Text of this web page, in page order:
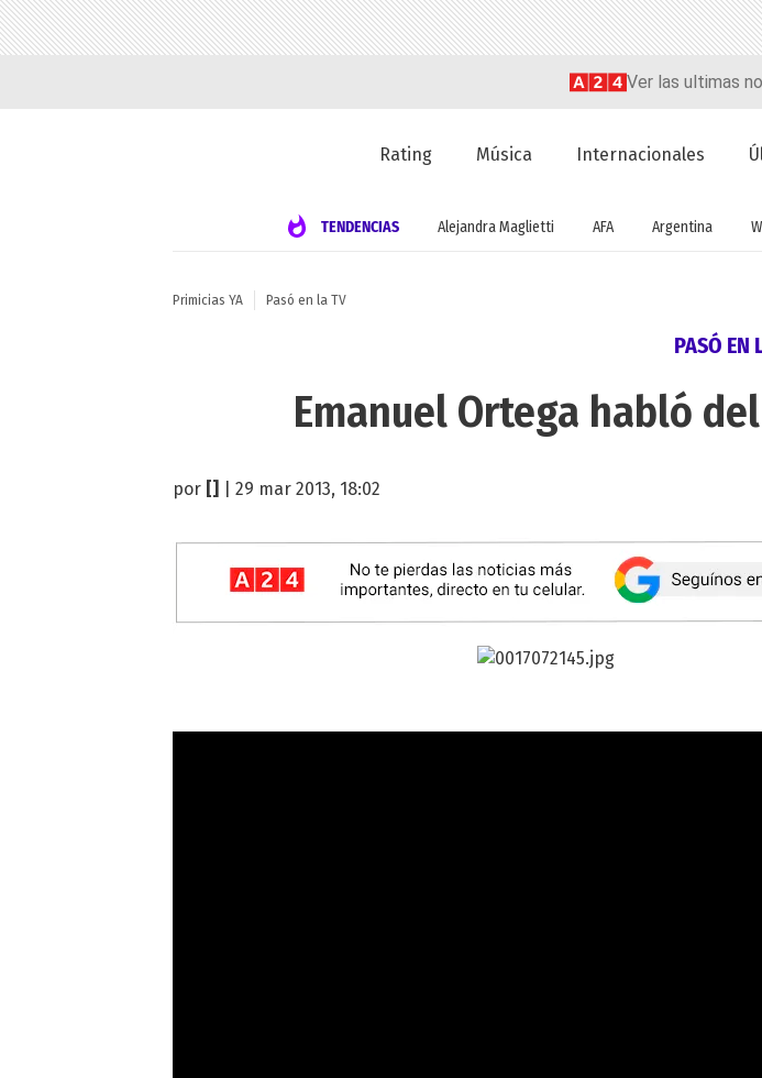
Ver las ultimas
Rating Música Internacionales
TENDENCIAS Alejandra Maglietti AFA Argentina
Primicias YA Pasó en la TV
PASÓ EN
Emanuel Ortega habló
por | 29 mar 2013, 18:02